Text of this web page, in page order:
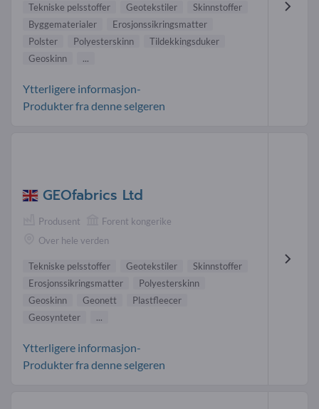
Tekniske pelsstoffer Geotekstiler
Skinnstoffer
Byggematerialer
Erosjonssikringsmatter
Polster
Polyesterskinn
Tildekkingsduker
Geoskinn
...
Ytterligere informasjon-
Produkter fra denne selgeren
GEOfabrics Ltd
Produsent
Forent kongerike
Over hele verden
Tekniske pelsstoffer Geotekstiler
Skinnstoffer
Erosjonssikringsmatter
Polyesterskinn
Geoskinn
Geonett
Plastfleecer
Geosynteter
...
Ytterligere informasjon-
Produkter fra denne selgeren